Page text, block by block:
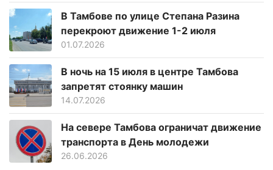
В Тамбове по улице Степана Разина
перекроют движение 1-2 июля
01.07.2026
В ночь на 15 июля в центре Тамбова
запретят стоянку машин
14.07.2026
На севере Тамбова ограничат движение
транспорта в День молодежи
26.06.2026